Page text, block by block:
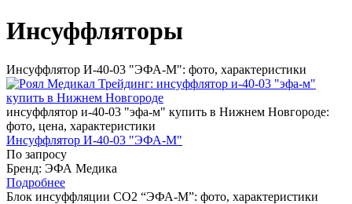
Инсуффляторы
Инсуффлятор И-40-03 "ЭФА-М": фото, характеристики
инсуффлятор и-40-03 "эфа-м" купить в Нижнем Новгороде:
фото, цена, характеристики
Инсуффлятор И-40-03 "ЭФА-М"
По запросу
Бренд: ЭФА Медика
Подробнее
Блок инсуффляции СО2 “ЭФА-М”: фото, характеристики